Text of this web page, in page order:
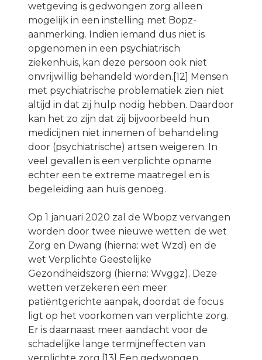
wetgeving is gedwongen zorg alleen
mogelijk in een instelling met Bopz-
aanmerking. Indien iemand dus niet is
opgenomen in een psychiatrisch
ziekenhuis, kan deze persoon ook niet
onvrijwillig behandeld worden.[12] Mensen
met psychiatrische problematiek zien niet
altijd in dat zij hulp nodig hebben. Daardoor
kan het zo zijn dat zij bijvoorbeeld hun
medicijnen niet innemen of behandeling
door (psychiatrische) artsen weigeren. In
veel gevallen is een verplichte opname
echter een te extreme maatregel en is
begeleiding aan huis genoeg.
Op 1 januari 2020 zal de Wbopz vervangen
worden door twee nieuwe wetten: de wet
Zorg en Dwang (hierna: wet Wzd) en de
wet Verplichte Geestelijke
Gezondheidszorg (hierna: Wvggz). Deze
wetten verzekeren een meer
patiëntgerichte aanpak, doordat de focus
ligt op het voorkomen van verplichte zorg.
Er is daarnaast meer aandacht voor de
schadelijke lange termijneffecten van